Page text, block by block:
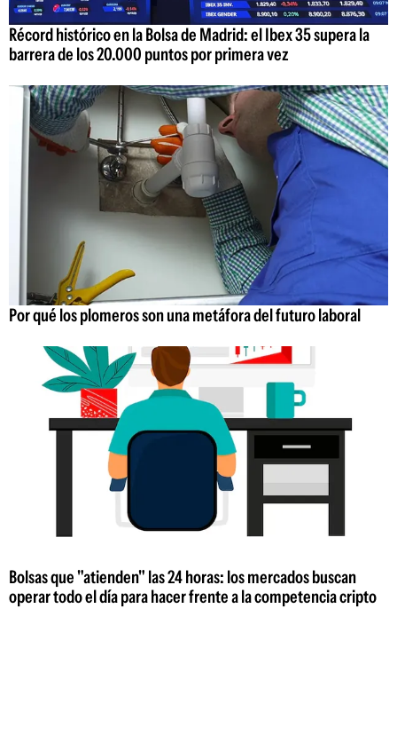
Récord histórico en la Bolsa de Madrid: el Ibex 35 supera la
barrera de los 20.000 puntos por primera vez
Por qué los plomeros son una metáfora del futuro laboral
Bolsas que "atienden" las 24 horas: los mercados buscan
operar todo el día para hacer frente a la competencia cripto